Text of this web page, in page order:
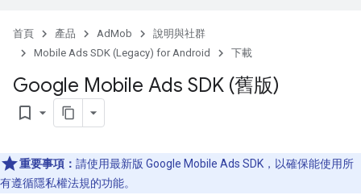
首頁 產品 AdMob
說明與社群
Mobile Ads SDK (Legacy) for Android
下載
Google Mobile Ads SDK (舊版)
bookmark_border
重要事項： 請使用最新版 Google Mobile Ads SDK，以確保能使用所
有遵循隱私權法規的功能。